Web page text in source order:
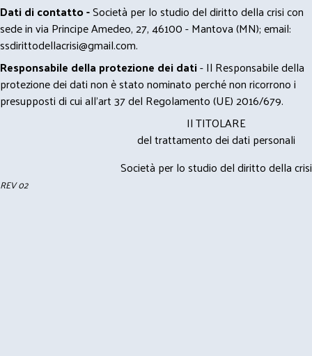
Dati di contatto -Società per lo studio del diritto della crisi con
sede in via Principe Amedeo, 27, 46100 - Mantova (MN); email:
ssdirittodellacrisi@gmail.com.
Responsabile della protezione dei dati- Il Responsabile della
protezione dei dati non è stato nominato perché non ricorrono i
presupposti di cui all’art 37 del Regolamento (UE) 2016/679.
Il TITOLARE
del trattamento dei dati personali
Società per lo studio del diritto della crisi
REV 02